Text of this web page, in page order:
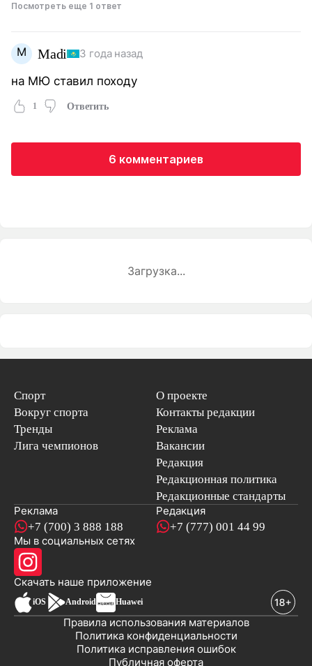
Посмотреть еще 1 ответ
M Madi 3 года назад
на МЮ ставил походу
1 Ответить
6 комментариев
Загрузка...
Спорт
Вокруг спорта
Тренды
Лига чемпионов
О проекте
Контакты редакции
Реклама
Вакансии
Редакция
Редакционная политика
Редакционные стандарты
Реклама
+7 (700) 3 888 188
Редакция
+7 (777) 001 44 99
Мы в социальных сетях
Скачать наше приложениеновостей
iOS Android Huawei
Публичная оферта
Политика исправления ошибок
Политика конфиденциальности
Правила использования материалов